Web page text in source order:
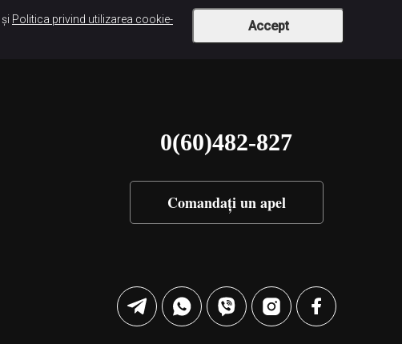
și Politica privind utilizarea cookie-
Accept
0(60)482-827
Comandați un apel